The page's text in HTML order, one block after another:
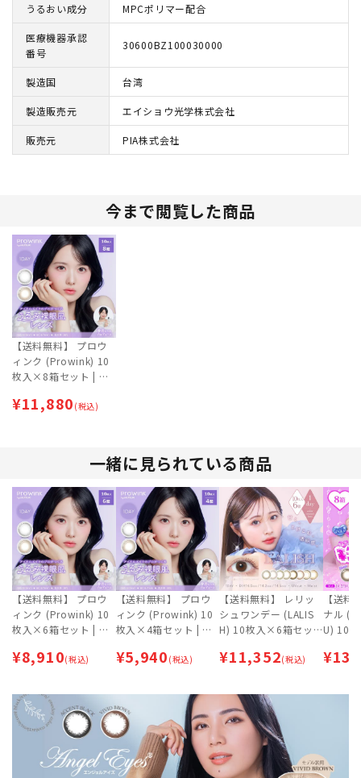
うるおい成分 MPCポリマー配合
医療機器承認
番号
30600BZ100030000
製造国 台湾
製造販売元 エイショウ光学株式会社
販売元 PIA株式会社
今まで閲覧した商品
【送料無料】 プロウ
ィンク (Prowink) 10
枚入×8箱セット | カ
ワンデー【ネコポス専
¥11,880 (税込)
一緒に見られている商品
【送料無料】 プロウ
ィンク (Prowink) 10
枚入×6箱セット | カ
ワンデー【ネコポス専
¥8,910(税込)
【送料無料】 プロウ
ィンク (Prowink) 10
枚入×4箱セット | カ
ワンデー【ネコポス専
¥5,940 (税込)
【送料無料】 レリッ
シュワンデー (LALIS
H) 10枚入×6箱セッ
ラル | カラコン 【ネ
¥11,352(税込)
【送料
ナル
U) 10
| ワン
¥